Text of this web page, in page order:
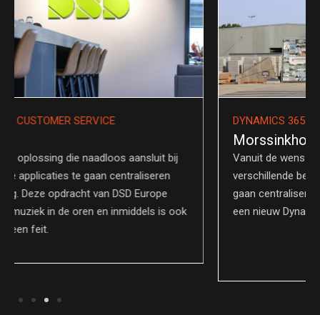
DYNAMICS 365 | ATS & HR
Vanuit de wens om de HR-werkzaamheden van de
verschillende bedrijfsonderdelen en vestigingen meer te
gaan centraliseren naar één overzichtelijk systeem, is
een nieuw Dynamics ATS & HR systeem ontstaan.